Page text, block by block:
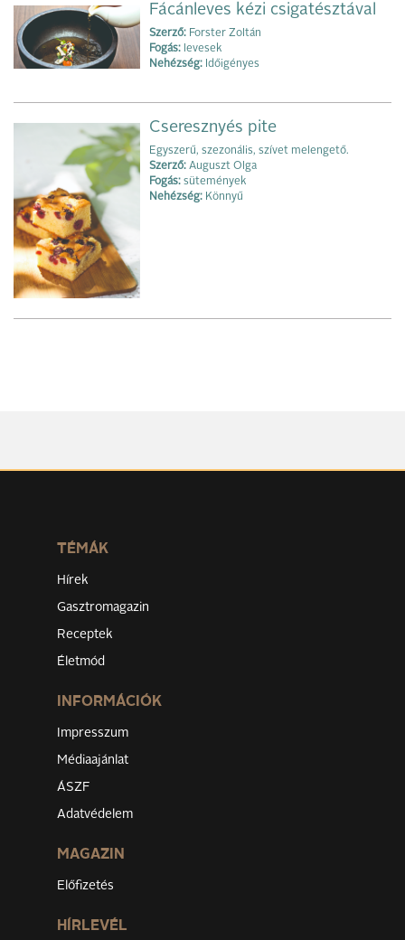
Fácánleves kézi csigatésztával
Szerző: Forster Zoltán
Fogás: levesek
Nehézség: Időigényes
Cseresznyés pite
Egyszerű, szezonális, szívet melengető.
Szerző: Auguszt Olga
Fogás: sütemények
Nehézség: Könnyű
TÉMÁK
Hírek
Gasztromagazin
Receptek
Életmód
INFORMÁCIÓK
Impresszum
Médiaajánlat
ÁSZF
Adatvédelem
MAGAZIN
Előfizetés
HÍRLEVÉL